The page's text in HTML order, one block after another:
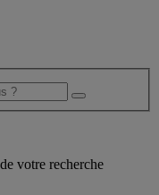
votre recherche